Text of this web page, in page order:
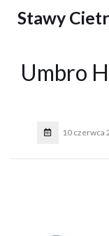
Stawy
Umbro
10 czerwca